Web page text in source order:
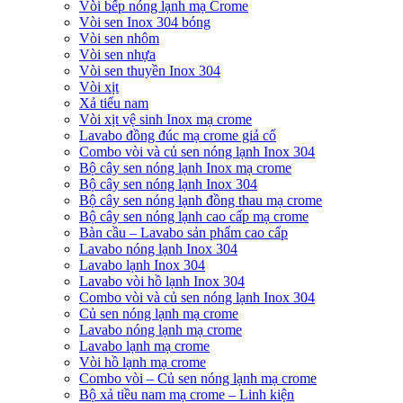
Vòi bếp nóng lạnh mạ Crome
Vòi sen Inox 304 bóng
Vòi sen nhôm
Vòi sen nhựa
Vòi sen thuyền Inox 304
Vòi xịt
Xả tiểu nam
Vòi xịt vệ sinh Inox mạ crome
Lavabo đồng đúc mạ crome giả cổ
Combo vòi và củ sen nóng lạnh Inox 304
Bộ cây sen nóng lạnh Inox mạ crome
Bộ cây sen nóng lạnh Inox 304
Bộ cây sen nóng lạnh đồng thau mạ crome
Bộ cây sen nóng lạnh cao cấp mạ crome
Bàn cầu – Lavabo sản phẩm cao cấp
Lavabo nóng lạnh Inox 304
Lavabo lạnh Inox 304
Lavabo vòi hồ lạnh Inox 304
Combo vòi và củ sen nóng lạnh Inox 304
Củ sen nóng lạnh mạ crome
Lavabo nóng lạnh mạ crome
Lavabo lạnh mạ crome
Vòi hồ lạnh mạ crome
Combo vòi – Củ sen nóng lạnh mạ crome
Bộ xả tiều nam mạ crome – Linh kiện